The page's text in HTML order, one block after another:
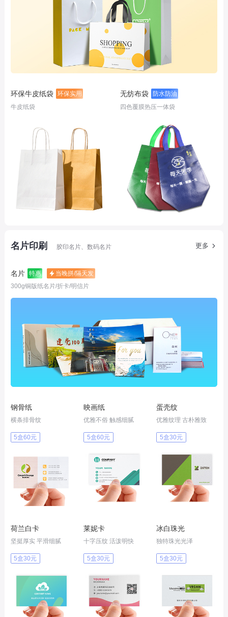
环保牛皮纸袋
环保实用
牛皮纸袋
无纺布袋
防水防油
四色覆膜热压一体袋
名片印刷 胶印名片、数码名片 更多
名片 特惠
当晚拼/隔天发
300g铜版纸名片/折卡/明信片
钢骨纸
横条排骨纹
5盒60元
映画纸
优雅不俗 触感细腻
5盒60元
蛋壳纹
优雅纹理 古朴雅致
5盒30元
荷兰白卡
坚挺厚实 平滑细腻
5盒30元
莱妮卡
十字压纹 活泼明快
5盒30元
冰白珠光
独特珠光光泽
5盒30元